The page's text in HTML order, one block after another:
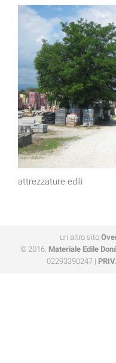
attrezzature edili
un altro sito
© 2016. Materiale Edile
02293390247 |